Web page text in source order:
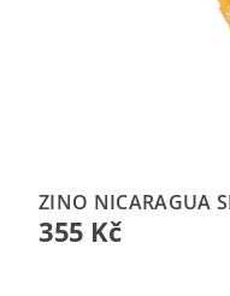
ZINO NICARAGUA
355 Kč